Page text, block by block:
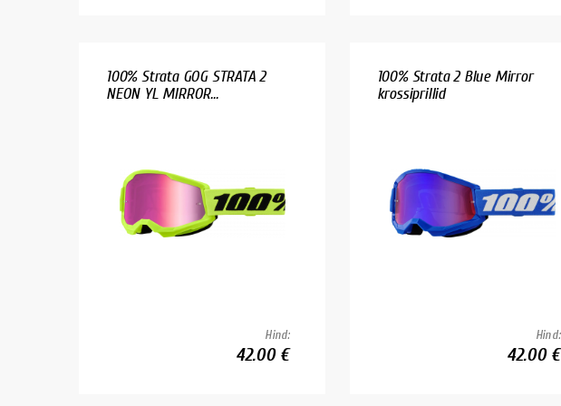
100% Strata GOG STRATA 2
NEON YL MIRROR...
Hind:
42.00 €
100% Strata 2 Blue Mirror
krossiprillid
Hind:
42.00 €